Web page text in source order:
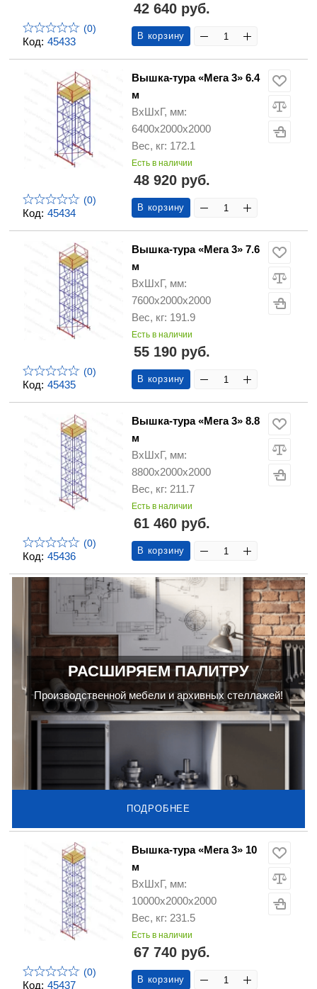
Код: 45433
(0)
42 640 руб.
В корзину
Код: 45434
(0)
Вышка-тура «Мега 3» 6.4
м
ВхШхГ, мм:
6400х2000х2000
Вес, кг: 172.1
Есть в наличии
48 920 руб.
В корзину
Код: 45435
(0)
Вышка-тура «Мега 3» 7.6
м
ВхШхГ, мм:
7600х2000х2000
Вес, кг: 191.9
Есть в наличии
55 190 руб.
В корзину
Код: 45436
(0)
Вышка-тура «Мега 3» 8.8
м
ВхШхГ, мм:
8800х2000х2000
Вес, кг: 211.7
Есть в наличии
61 460 руб.
В корзину
РАСШИРЯЕМ ПАЛИТРУ
Производственной мебели и архивных стеллажей!
ПОДРОБНЕЕ
Код: 45437
(0)
Вышка-тура «Мега 3» 10
м
ВхШхГ, мм:
10000х2000х2000
Вес, кг: 231.5
Есть в наличии
67 740 руб.
В корзину